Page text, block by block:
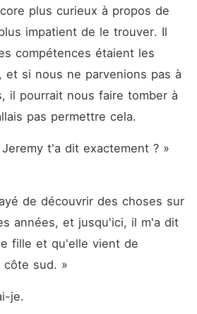
plus curieux à propos de
impatient de le trouver. Il
compétences étaient les
et si nous ne parvenions pas à
il pourrait nous faire tomber à
pas permettre cela.
t'a dit exactement ? »
de découvrir des choses sur
années, et jusqu'ici, il m'a dit
fille et qu'elle vient de
sud. »
je.